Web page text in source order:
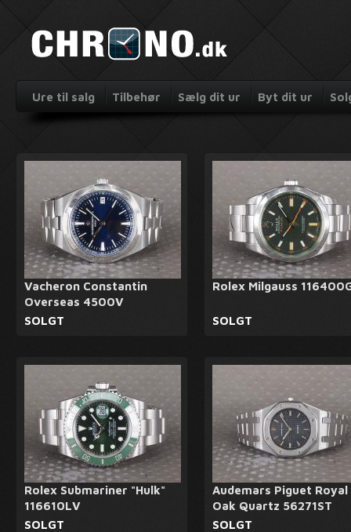
Ure til salg Tilbehør Sælg dit ur Byt dit ur
Vacheron Constantin
Overseas 4500V
SOLGT
Rolex Milgauss
SOLGT
Rolex Submariner "Hulk"
116610LV
SOLGT
Audemars Piguet Royal
Oak Quartz 56271ST
SOLGT